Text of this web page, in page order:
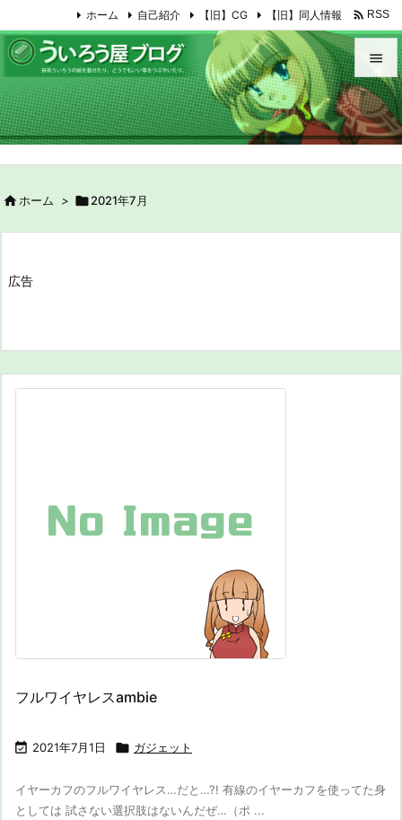


メニュ


ホーム 自己紹介 【旧】CG 【旧】同人情報  RSS
 ホーム > 2021年7月
広告
フルワイヤレスambie
 2021年7月1日  ガジェット
イヤーカフのフルワイヤレス…だと…?! 有線のイヤーカフを使ってた身
としては 試さない選択肢はないんだぜ…（ポ ...